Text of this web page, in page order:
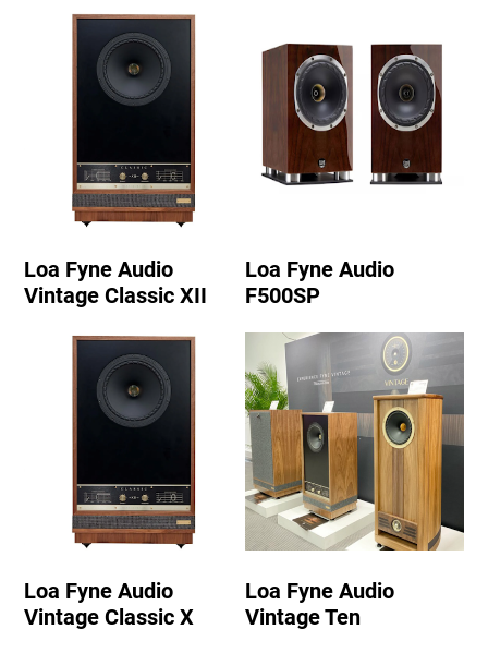
Loa Fyne Audio
Vintage Classic XII
Loa Fyne Audio
F500SP
Loa Fyne Audio
Vintage Classic X
Loa Fyne Audio
Vintage Ten